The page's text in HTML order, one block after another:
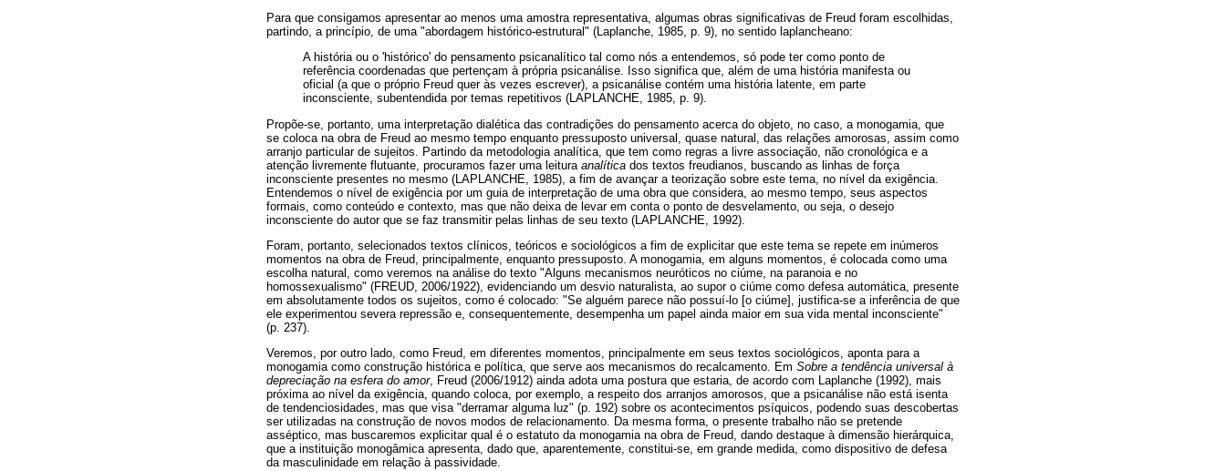
Para que consigamos apresentar ao menos uma amostra representativa, algumas obras significativas de Freud foram escolhidas,
partindo, a princípio, de uma "abordagem histórico-estrutural" (Laplanche, 1985, p. 9), no sentido laplancheano:
A história ou o 'histórico' do pensamento psicanalítico tal como nós a entendemos, só pode ter como ponto de
referência coordenadas que pertençam à própria psicanálise. Isso significa que, além de uma história manifesta ou
oficial (a que o próprio Freud quer às vezes escrever), a psicanálise contém uma história latente, em parte
inconsciente, subentendida por temas repetitivos (LAPLANCHE, 1985, p. 9).
Propõe-se, portanto, uma interpretação dialética das contradições do pensamento acerca do objeto, no caso, a monogamia, que
se coloca na obra de Freud ao mesmo tempo enquanto pressuposto universal, quase natural, das relações amorosas, assim como
arranjo particular de sujeitos. Partindo da metodologia analítica, que tem como regras a livre associação, não cronológica e a
atenção livremente flutuante, procuramos fazer uma leitura analítica dos textos freudianos, buscando as linhas de força
inconsciente presentes no mesmo (LAPLANCHE, 1985), a fim de avançar a teorização sobre este tema, no nível da exigência.
Entendemos o nível de exigência por um guia de interpretação de uma obra que considera, ao mesmo tempo, seus aspectos
formais, como conteúdo e contexto, mas que não deixa de levar em conta o ponto de desvelamento, ou seja, o desejo
inconsciente do autor que se faz transmitir pelas linhas de seu texto (LAPLANCHE, 1992).
Foram, portanto, selecionados textos clínicos, teóricos e sociológicos a fim de explicitar que este tema se repete em inúmeros
momentos na obra de Freud, principalmente, enquanto pressuposto. A monogamia, em alguns momentos, é colocada como uma
escolha natural, como veremos na análise do texto "Alguns mecanismos neuróticos no ciúme, na paranoia e no
homossexualismo" (FREUD, 2006/1922), evidenciando um desvio naturalista, ao supor o ciúme como defesa automática, presente
em absolutamente todos os sujeitos, como é colocado: "Se alguém parece não possuí-lo [o ciúme], justifica-se a inferência de que
ele experimentou severa repressão e, consequentemente, desempenha um papel ainda maior em sua vida mental inconsciente"
(p. 237).
Veremos, por outro lado, como Freud, em diferentes momentos, principalmente em seus textos sociológicos, aponta para a
monogamia como construção histórica e política, que serve aos mecanismos do recalcamento. Em Sobre a tendência universal à
depreciação na esfera do amor, Freud (2006/1912) ainda adota uma postura que estaria, de acordo com Laplanche (1992), mais
próxima ao nível da exigência, quando coloca, por exemplo, a respeito dos arranjos amorosos, que a psicanálise não está isenta
de tendenciosidades, mas que visa "derramar alguma luz" (p. 192) sobre os acontecimentos psíquicos, podendo suas descobertas
ser utilizadas na construção de novos modos de relacionamento. Da mesma forma, o presente trabalho não se pretende
asséptico, mas buscaremos explicitar qual é o estatuto da monogamia na obra de Freud, dando destaque à dimensão hierárquica,
que a instituição monogâmica apresenta, dado que, aparentemente, constitui-se, em grande medida, como dispositivo de defesa
da masculinidade em relação à passividade.